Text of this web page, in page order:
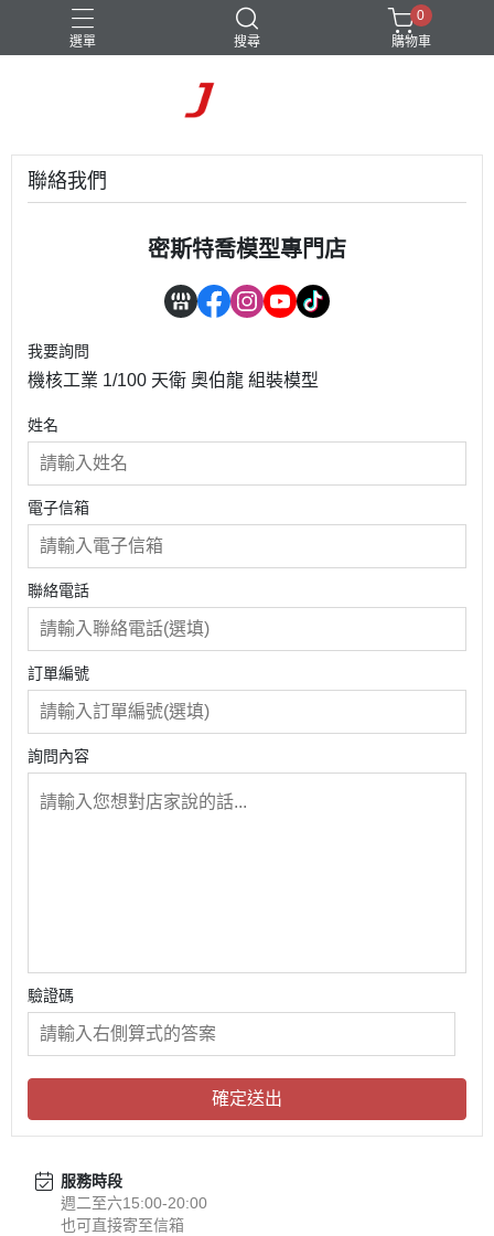
選單 搜尋
0
購物車
聯絡我們
密斯特喬模型專門店
我要詢問
機核工業 1/100 天衛 奧伯龍 組裝模型
姓名
電子信箱
聯絡電話
訂單編號
詢問內容
驗證碼
確定送出
服務時段
週二至六15:00-20:00
也可直接寄至信箱